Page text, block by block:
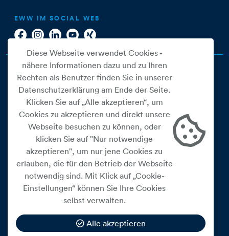
EWW IM SOCIAL WEB
Cookie Einstellungen
Datenschutz
Impressum
Widerrufsbelehrung
Medienfreiheitsgesetz
Barrierefreiheitserklärung
Diese Webseite verwendet Cookies -
nähere Informationen dazu und zu Ihren
Rechten als Benutzer finden Sie in unserer
Datenschutzerklärung am Ende der Seite.
Klicken Sie auf „Alle akzeptieren“, um
Cookies zu akzeptieren und direkt unsere
Webseite besuchen zu können, oder
klicken Sie auf "Nur notwendige
akzeptieren", um nur jene Cookies zu
erlauben, die für den Betrieb der Webseite
notwendig sind. Mit Klick auf „Cookie-
Einstellungen“ können Sie Ihre Cookies
selbst verwalten.
Alle akzeptieren